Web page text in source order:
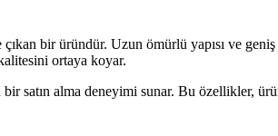
bir üründür. Uzun ömürlü yapısı ve
ortaya koyar.
satın alma deneyimi sunar. Bu özellikler,